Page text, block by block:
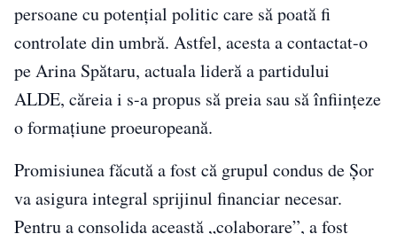
persoane cu potențial politic care să poată fi
controlate din umbră. Astfel, acesta a contactat-o
pe Arina Spătaru, actuala lideră a partidului
ALDE, căreia i s-a propus să preia sau să înființeze
o formațiune proeuropeană.
Promisiunea făcută a fost că grupul condus de Șor
va asigura integral sprijinul financiar necesar.
Pentru a consolida această „colaborare”, a fost